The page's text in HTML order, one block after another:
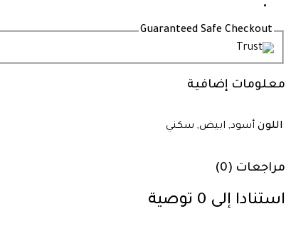
Guaranteed Safe Checkout
معلومات إضافية
اللون أسود, ابيض, سكني
مراجعات (0)
استنادا إلى 0 توصية